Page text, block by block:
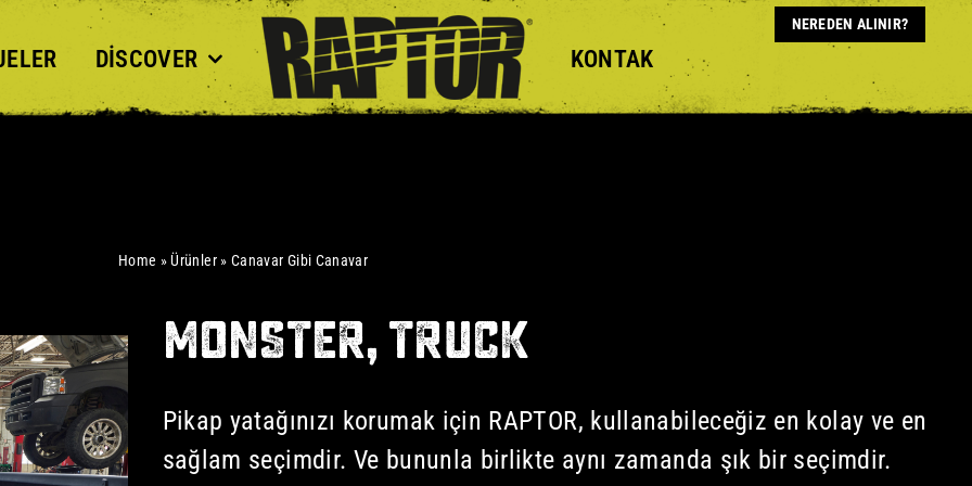
NEREDEN ALINIR?
DISCOVER KONTAK
Home »Ürünler» Canavar Gibi Canavar
MONSTER, TRUCK
Pikap yatağınızı korumak için RAPTOR, kullanabileceğiz en kolay ve en
sağlam seçimdir. Ve bununla birlikte aynı zamanda şık bir seçimdir.